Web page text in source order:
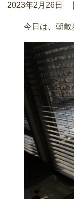
2023年2月26日
今日は、朝散